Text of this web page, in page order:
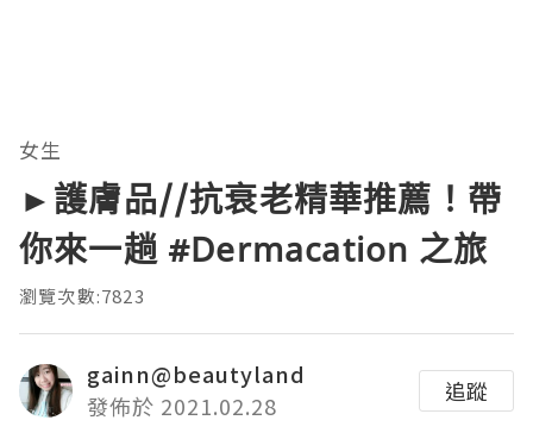
女生
►護膚品//抗衰老精華推薦！帶
你來一趟 #Dermacation 之旅
瀏覽次數:7823
gainn@beautyland
發佈於 2021.02.28
追蹤